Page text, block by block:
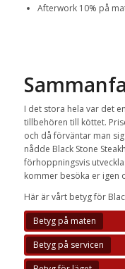
Afterwork 10% på
I det stora hela var det
tillbehören till köttet.
och då förväntar man
nådde Black Stone
förhoppningsvis
kommer besöka er igen
Här är vårt betyg för
Betyg på maten
Betyg på servicen